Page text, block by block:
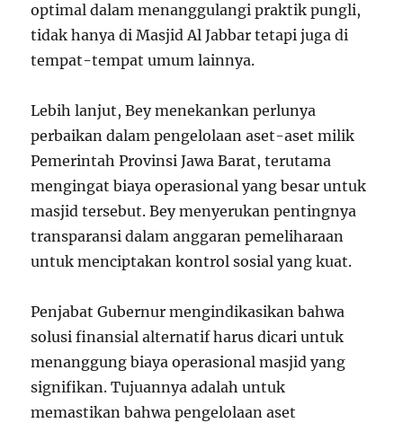
optimal dalam menanggulangi praktik pungli,
tidak hanya di Masjid Al Jabbar tetapi juga di
tempat-tempat umum lainnya.
Lebih lanjut, Bey menekankan perlunya
perbaikan dalam pengelolaan aset-aset milik
Pemerintah Provinsi Jawa Barat, terutama
mengingat biaya operasional yang besar untuk
masjid tersebut. Bey menyerukan pentingnya
transparansi dalam anggaran pemeliharaan
untuk menciptakan kontrol sosial yang kuat.
Penjabat Gubernur mengindikasikan bahwa
solusi finansial alternatif harus dicari untuk
menanggung biaya operasional masjid yang
signifikan. Tujuannya adalah untuk
memastikan bahwa pengelolaan aset